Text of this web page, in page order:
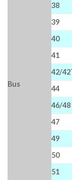
Bus
38
39
40
41
42/
44
46/48
47
49
50
51